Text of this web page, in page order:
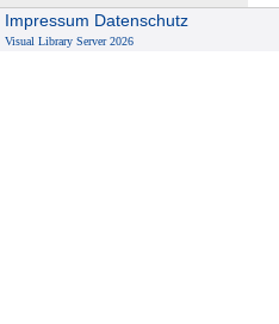
Impressum Datenschutz
Visual Library Server 2026